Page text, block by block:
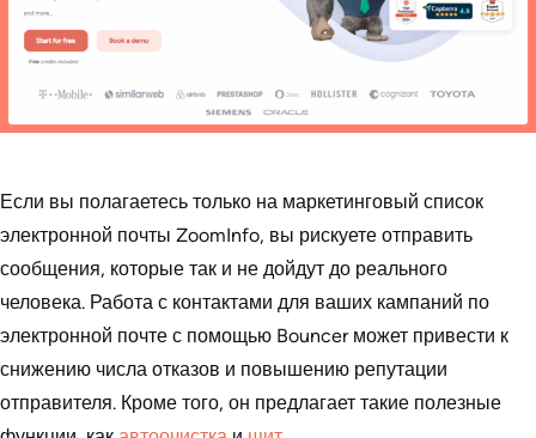
Если вы полагаетесь только на маркетинговый список
электронной почты ZoomInfo, вы рискуете отправить
сообщения, которые так и не дойдут до реального
человека. Работа с контактами для ваших кампаний по
электронной почте с помощью Bouncer может привести к
снижению числа отказов и повышению репутации
отправителя. Кроме того, он предлагает такие полезные